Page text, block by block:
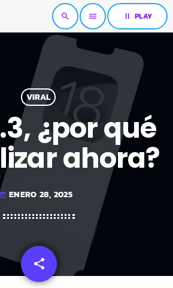
search menu pause PLAY
VIRAL
¿por qué
ahora?
ENERO 28, 2025
share
email